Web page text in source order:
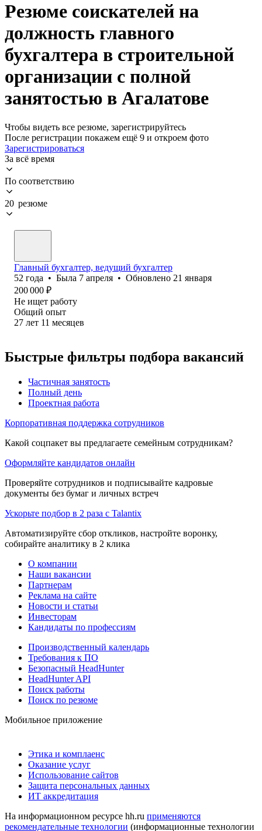
Резюме соискателей на
должность главного
бухгалтера в строительной
организации с полной
занятостью в Агалатове
Чтобы видеть все резюме, зарегистрируйтесь
После регистрации покажем ещё 9 и откроем фото
Зарегистрироваться
За всё время
По соответствию
20 резюме
Главный бухгалтер, ведущий бухгалтер
52 года • Была 7 апреля • Обновлено 21 января
200 000 ₽
Не ищет работу
Общий опыт
27 лет 11 месяцев
Быстрые фильтры подбора вакансий
Частичная занятость
Полный день
Проектная работа
Корпоративная поддержка сотрудников
Какой соцпакет вы предлагаете семейным сотрудникам?
Оформляйте кандидатов онлайн
Проверяйте сотрудников и подписывайте кадровые
документы без бумаг и личных встреч
Ускорьте подбор в 2 раза с Talantix
Автоматизируйте сбор откликов, настройте воронку,
собирайте аналитику в 2 клика
О компании
Наши вакансии
Партнерам
Реклама на сайте
Новости и статьи
Инвесторам
Кандидаты по профессиям
Производственный календарь
Требования к ПО
Безопасный HeadHunter
HeadHunter API
Поиск работы
Поиск по резюме
Мобильное приложение
Этика и комплаенс
Оказание услуг
Использование сайтов
Защита персональных данных
ИТ аккредитация
На информационном ресурсе hh.ru применяются
рекомендательные технологии (информационные технологии